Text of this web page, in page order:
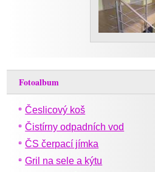
Fotoalbum
Česlicový koš
Čistírny odpadních vod
ČS čerpací jímka
Gril na sele a kýtu